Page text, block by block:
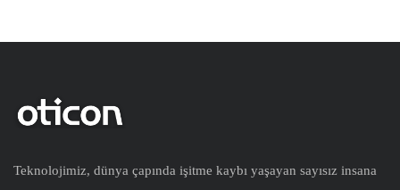
Teknolojimiz, dünya çapında işitme kaybı yaşayan sayısız insana